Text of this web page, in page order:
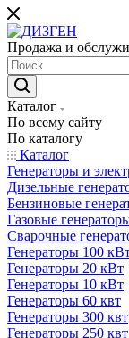
Продажа и
Каталог
По всему сайту
По каталогу
Каталог
Генераторы и
Дизельные
Бензиновые
Газовые
Сварочные
Генераторы 100
Генераторы 20 кВт
Генераторы 10 кВт
Генераторы 60 квт
Генераторы 300 квт
Генераторы 250 квт